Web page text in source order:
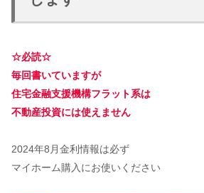
☆必読☆
毎回書いていますが
住宅金融支援機構フラット系は
不動産投資には使えません
2024年8月金利情報は必ず
マイホーム購入にお使いください